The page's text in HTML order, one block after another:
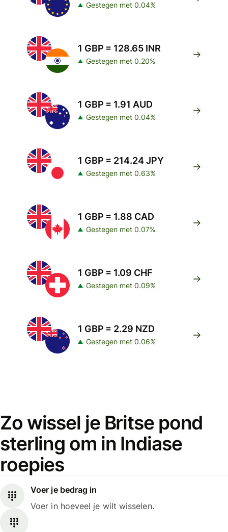
Gestegen met 0.04%
1 GBP = 128.65 INR
Gestegen met 0.20%
1 GBP = 1.91 AUD
Gestegen met 0.04%
1 GBP = 214.24 JPY
Gestegen met 0.63%
1 GBP = 1.88 CAD
Gestegen met 0.07%
1 GBP = 1.09 CHF
Gestegen met 0.09%
1 GBP = 2.29 NZD
Gestegen met 0.06%
Zo wissel je Britse pond
sterling om in Indiase
roepies
Voer je bedrag in
Voer in hoeveel je wilt wisselen.